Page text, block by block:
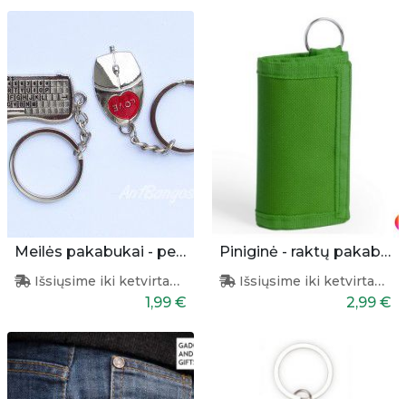
Meilės pakabukai - pelytė ir klaviatūra
Išsiųsime iki ketvirtadienio
1,99 €
Piniginė - raktų pakabukas
Išsiųsime iki ketvirtadienio
2,99 €